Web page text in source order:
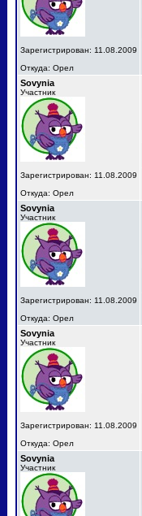
Зарегистрирован: 11.08.2009
Откуда: Орел
Sovynia
Участник
Зарегистрирован: 11.08.2009
Откуда: Орел
Sovynia
Участник
Зарегистрирован: 11.08.2009
Откуда: Орел
Sovynia
Участник
Зарегистрирован: 11.08.2009
Откуда: Орел
Sovynia
Участник